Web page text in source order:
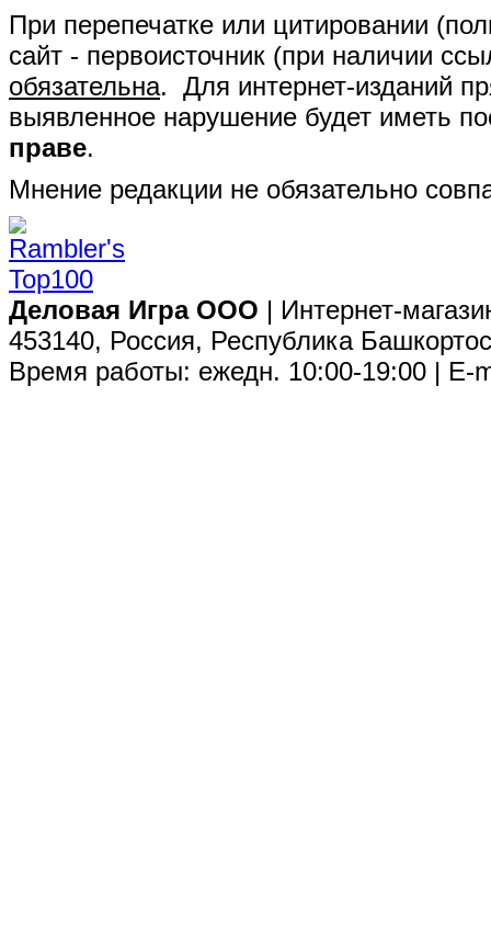
При перепечатке или цитировании
сайт - первоисточник (при наличии
обязательна. Для интернет-изданий
выявленное нарушение будет иметь
праве.
Мнение редакции не обязательно
Деловая Игра ООО | Интернет-
453140, Россия, Республика
Время работы: ежедн. 10:00-19:00 | E-